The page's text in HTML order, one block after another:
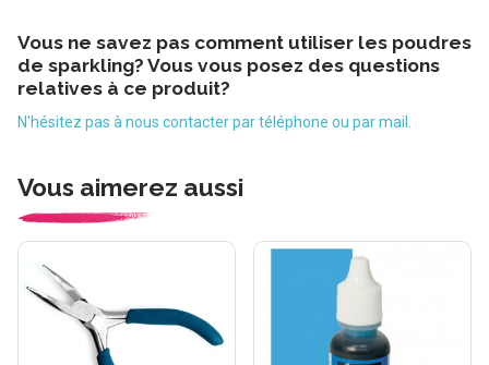
Vous ne savez pas comment utiliser les poudres
de sparkling? Vous vous posez des questions
relatives à ce produit?
N'hésitez pas à nous contacter par téléphone ou par mail.
Vous aimerez aussi